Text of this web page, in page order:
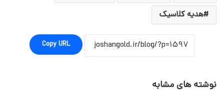
هدیه کلاسیک
Copy URL
نوشته های مشابه